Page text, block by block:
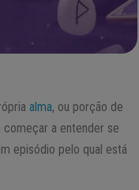
alma, ou porção de
começar a entender se
episódio pelo qual está